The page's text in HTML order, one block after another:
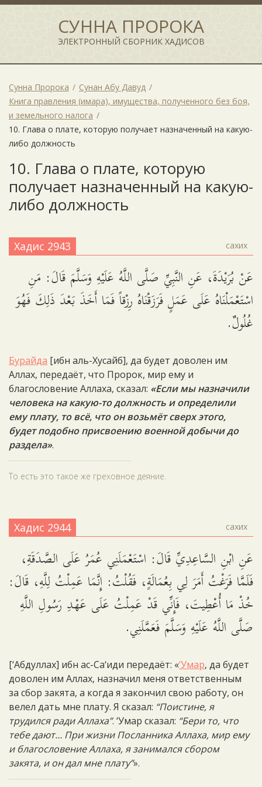
СУННА ПРОРОКА
ЭЛЕКТРОННЫЙ СБОРНИК ХАДИСОВ
Сунна Пророка
Сунан Абу Давуд
Книга правления (имара), имущества, полученного без боя,
и земельного налога
10. Глава о плате, которую получает назначенный на какую-
либо должность
10. Глава о плате, которую
получает назначенный на какую-
либо должность
Хадис 2943 сахих
عَنْ بُرَيْدَةَ، عَنِ النَّبِيِّ صَلَّى اللَّهُ عَلَيْهِ وَسَلَّمَ قَالَ: مَنِ
اسْتَعْمَلْنَاهُ عَلَى عَمَلٍ فَرَزَقْنَاهُ رِزْقاً فَمَا أَخَذَ بَعْدَ ذَلِكَ فَهُوَ
غُلُولٌ.
Бурайда [ибн аль-Хусайб], да будет доволен им
Аллах, передаёт, что Пророк, мир ему и
благословение Аллаха, сказал: «Если мы назначили
человека на какую-то должность и определили
ему плату, то всё, что он возьмёт сверх этого,
будет подобно присвоению военной добычи до
раздела».
То есть это такое же греховное деяние.
Хадис 2944 сахих
عَنِ ابْنِ السَّاعِدِيِّ قَالَ: اسْتَعْمَلَنِي عُمَرُ عَلَى الصَّدَقَةِ،
فَلَمَّا فَرَغْتُ أَمَرَ لِي بِعُمَالَةٍ، فَقُلْتُ: إِنَّمَا عَمِلْتُ لِلَّهِ، قَالَ:
خُذْ مَا أُعْطِيتَ، فَإِنِّي قَدْ عَمِلْتُ عَلَى عَهْدِ رَسُولِ اللَّهِ
صَلَّى اللَّهُ عَلَيْهِ وَسَلَّمَ فَعَمَّلَنِي.
[‘Абдуллах] ибн ас-Са‘иди передаёт: «‘Умар, да будет
доволен им Аллах, назначил меня ответственным
за сбор закята, а когда я закончил свою работу, он
велел дать мне плату. Я сказал: “Поистине, я
трудился ради Аллаха”. ‘Умар сказал: “Бери то, что
тебе дают… При жизни Посланника Аллаха, мир ему
и благословение Аллаха, я занимался сбором
закята, и он дал мне плату”».